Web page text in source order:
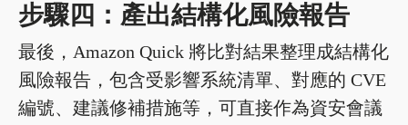
步驟四：產出結構化風險報告
最後，Amazon Quick 將比對結果整理成結構化
風險報告，包含受影響系統清單、對應的 CVE
編號、建議修補措施等，可直接作為資安會議